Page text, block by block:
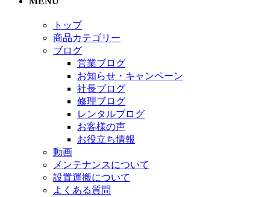
トップ
商品カテゴリー
ブログ
営業ブログ
お知らせ・キャンペーン
社長ブログ
修理ブログ
レンタルブログ
お客様の声
お役立ち情報
動画
メンテナンスについて
設置運搬について
よくある質問